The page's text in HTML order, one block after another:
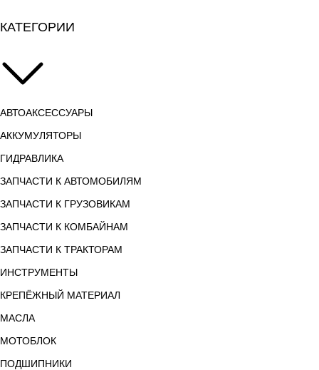
КАТЕГОРИИ
АВТОАКСЕССУАРЫ
АККУМУЛЯТОРЫ
ГИДРАВЛИКА
ЗАПЧАСТИ К АВТОМОБИЛЯМ
ЗАПЧАСТИ К ГРУЗОВИКАМ
ЗАПЧАСТИ К КОМБАЙНАМ
ЗАПЧАСТИ К ТРАКТОРАМ
ИНСТРУМЕНТЫ
КРЕПЁЖНЫЙ МАТЕРИАЛ
МАСЛА
МОТОБЛОК
ПОДШИПНИКИ